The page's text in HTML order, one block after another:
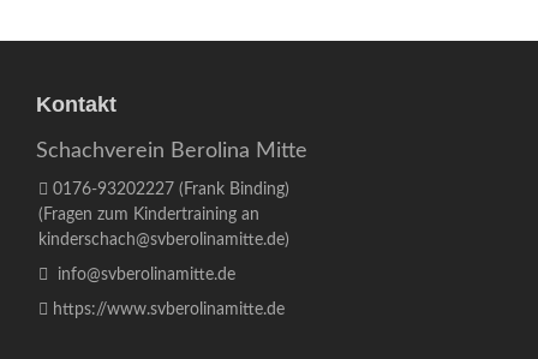
Kontakt
Schachverein Berolina Mitte
0176-93202227 (Frank Binding)
(Fragen zum Kindertraining an
kinderschach@svberolinamitte.de)
info@svberolinamitte.de
https://www.svberolinamitte.de